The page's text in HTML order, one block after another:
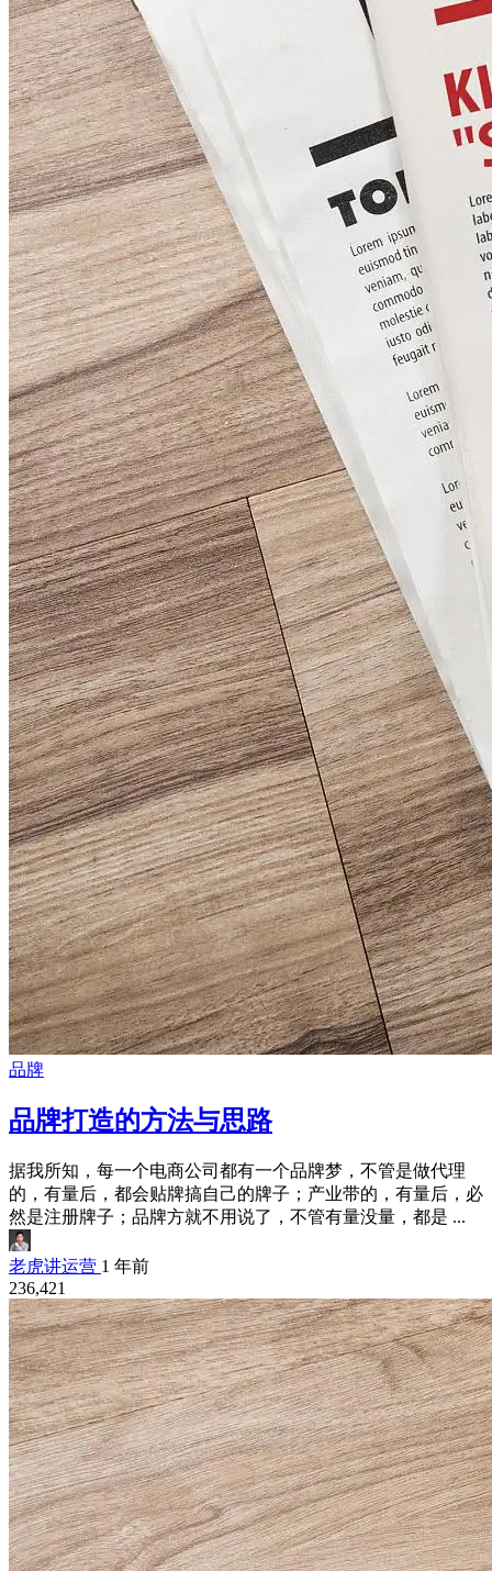
品牌
品牌打造的方法与思路
据我所知，每一个电商公司都有一个品牌梦，不管是做代理
的，有量后，都会贴牌搞自己的牌子；产业带的，有量后，必
然是注册牌子；品牌方就不用说了，不管有量没量，都是 ...
老虎讲运营 1 年前
236,421